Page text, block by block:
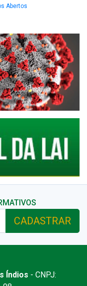
Abertos
CADASTRAR
Índios - CNPJ: